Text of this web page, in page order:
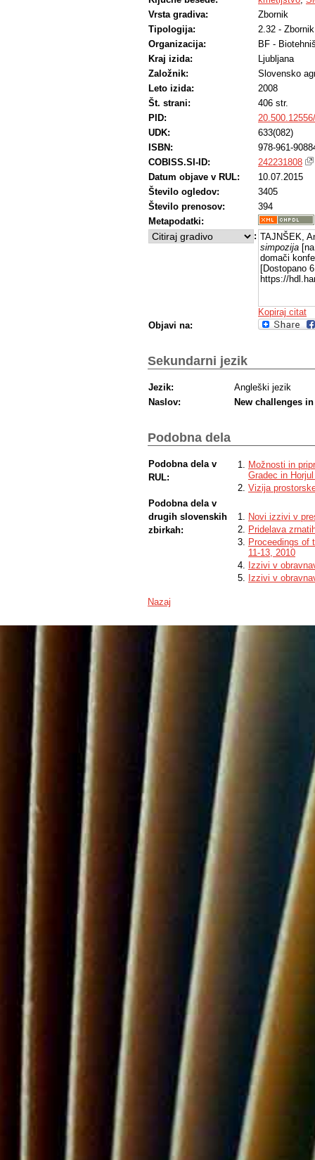
Vrsta gradiva:
Zbornik
Tipologija:
2.32 -
Organizacija:
BF -
Kraj izida:
Ljubljana
Založnik:
Slovensko
Leto izida:
2008
Št. strani:
406 str.
PID:
UDK:
633(082)
ISBN:
978-961-
COBISS.SI-ID:
242231808
Datum objave v RUL:
10.07.2015
Število ogledov:
3405
Število prenosov:
394
Metapodatki:
: TAJNŠEK,
simpozija
domači
[Dostopano
https://
Kopiraj citat
Objavi na:
Sekundarni jezik
Jezik:
Angleški jezik
Naslov:
New challenges
Podobna dela
Podobna dela v
RUL:
Možnosti in
Gradec in
Vizija
Podobna dela v
drugih slovenskih
zbirkah:
Novi izzivi v
Pridelava
Proceedings of
11-13, 2010
Izzivi v
Izzivi v
Nazaj